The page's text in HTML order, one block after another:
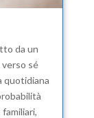
da un
sé
quotidiana